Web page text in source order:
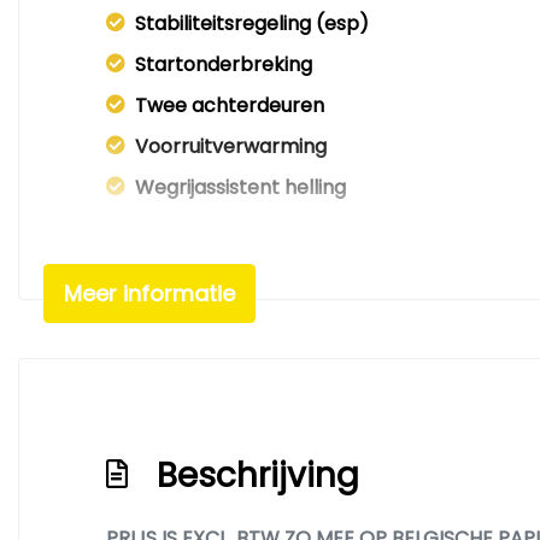
Stabiliteitsregeling (esp)
Startonderbreking
Twee achterdeuren
Voorruitverwarming
Wegrijassistent helling
Meer informatie
Beschrijving